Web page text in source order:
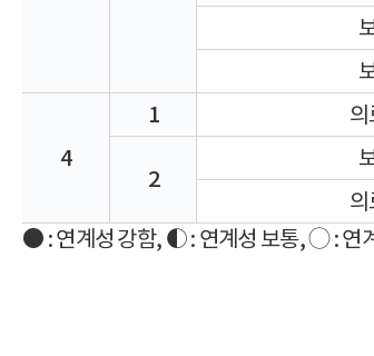
4
1
2
● : 연계성 강함, ◐ : 연계성 보통, ◯ : 연